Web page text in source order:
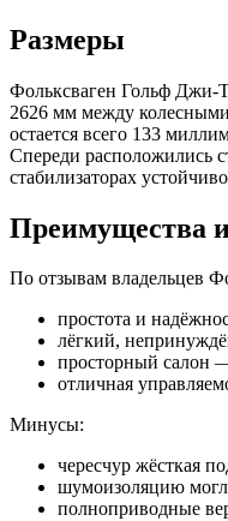
Размеры
Фольксваген Гольф Джи-
2626 мм между
остается всего 133
Спереди расположились
стабилизаторах
Преимущества
По отзывам владельцев
простота и
лёгкий,
просторный салон —
отличная
Минусы:
чересчур жёсткая
шумоизоляцию
полноприводные